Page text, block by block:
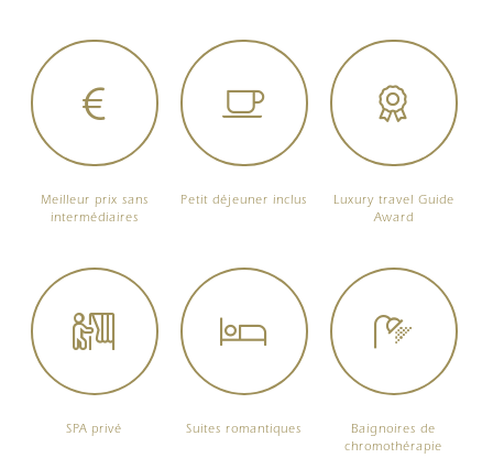
Meilleur prix sans
intermédiaires
Petit déjeuner inclus
Luxury travel Guide
Award
SPA privé Suites romantiques
Baignoires de
chromothérapie